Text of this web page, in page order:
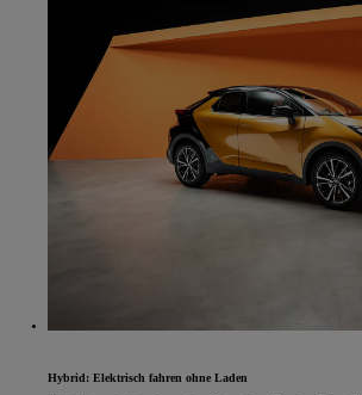
Hybrid: Elektrisch fahren ohne Laden